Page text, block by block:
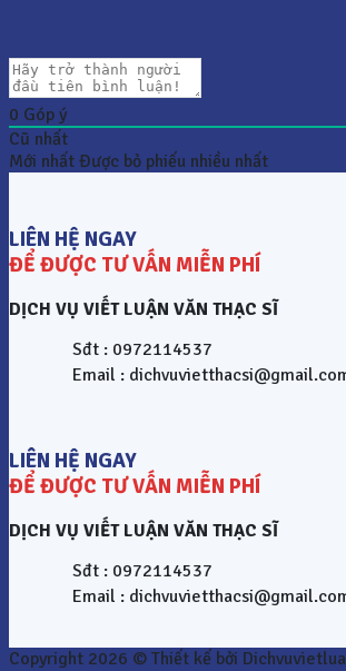
0 Góp ý
Cũ nhất
Mới nhất Được bỏ phiếu nhiều nhất
LIÊN HỆ NGAY
ĐỂ ĐƯỢC TƯ VẤN MIỄN PHÍ
DỊCH VỤ VIẾT LUẬN VĂN THẠC SĨ
Sđt : 0972114537
Email :
LIÊN HỆ NGAY
ĐỂ ĐƯỢC TƯ VẤN MIỄN PHÍ
DỊCH VỤ VIẾT LUẬN VĂN THẠC SĨ
Sđt : 0972114537
Email :
Copyright 2026 © Thiết kế bởi